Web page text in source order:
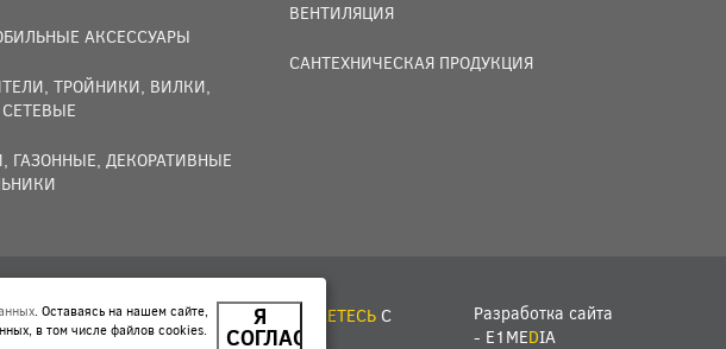
АКСЕССУАРЫ
ТРОЙНИКИ, ВИЛКИ,
ГАЗОННЫЕ, ДЕКОРАТИВНЫЕ
ВЕНТИЛЯЦИЯ
САНТЕХНИЧЕСКАЯ ПРОДУКЦИЯ
НА НАШЕМ САЙТЕ, ВЫ СОГЛАШАЕТЕСЬ С
Разработка сайта
- E1MEDIA
. Оставаясь на нашем сайте,
в том числе файлов cookies. Я
СОГЛАСЕН